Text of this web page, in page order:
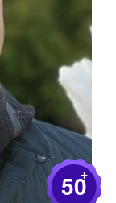
50
+